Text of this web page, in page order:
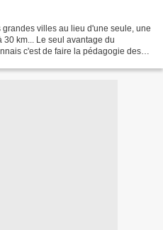
villes au lieu d'une seule, une
km... Le seul avantage du
c'est de faire la pédagogie des